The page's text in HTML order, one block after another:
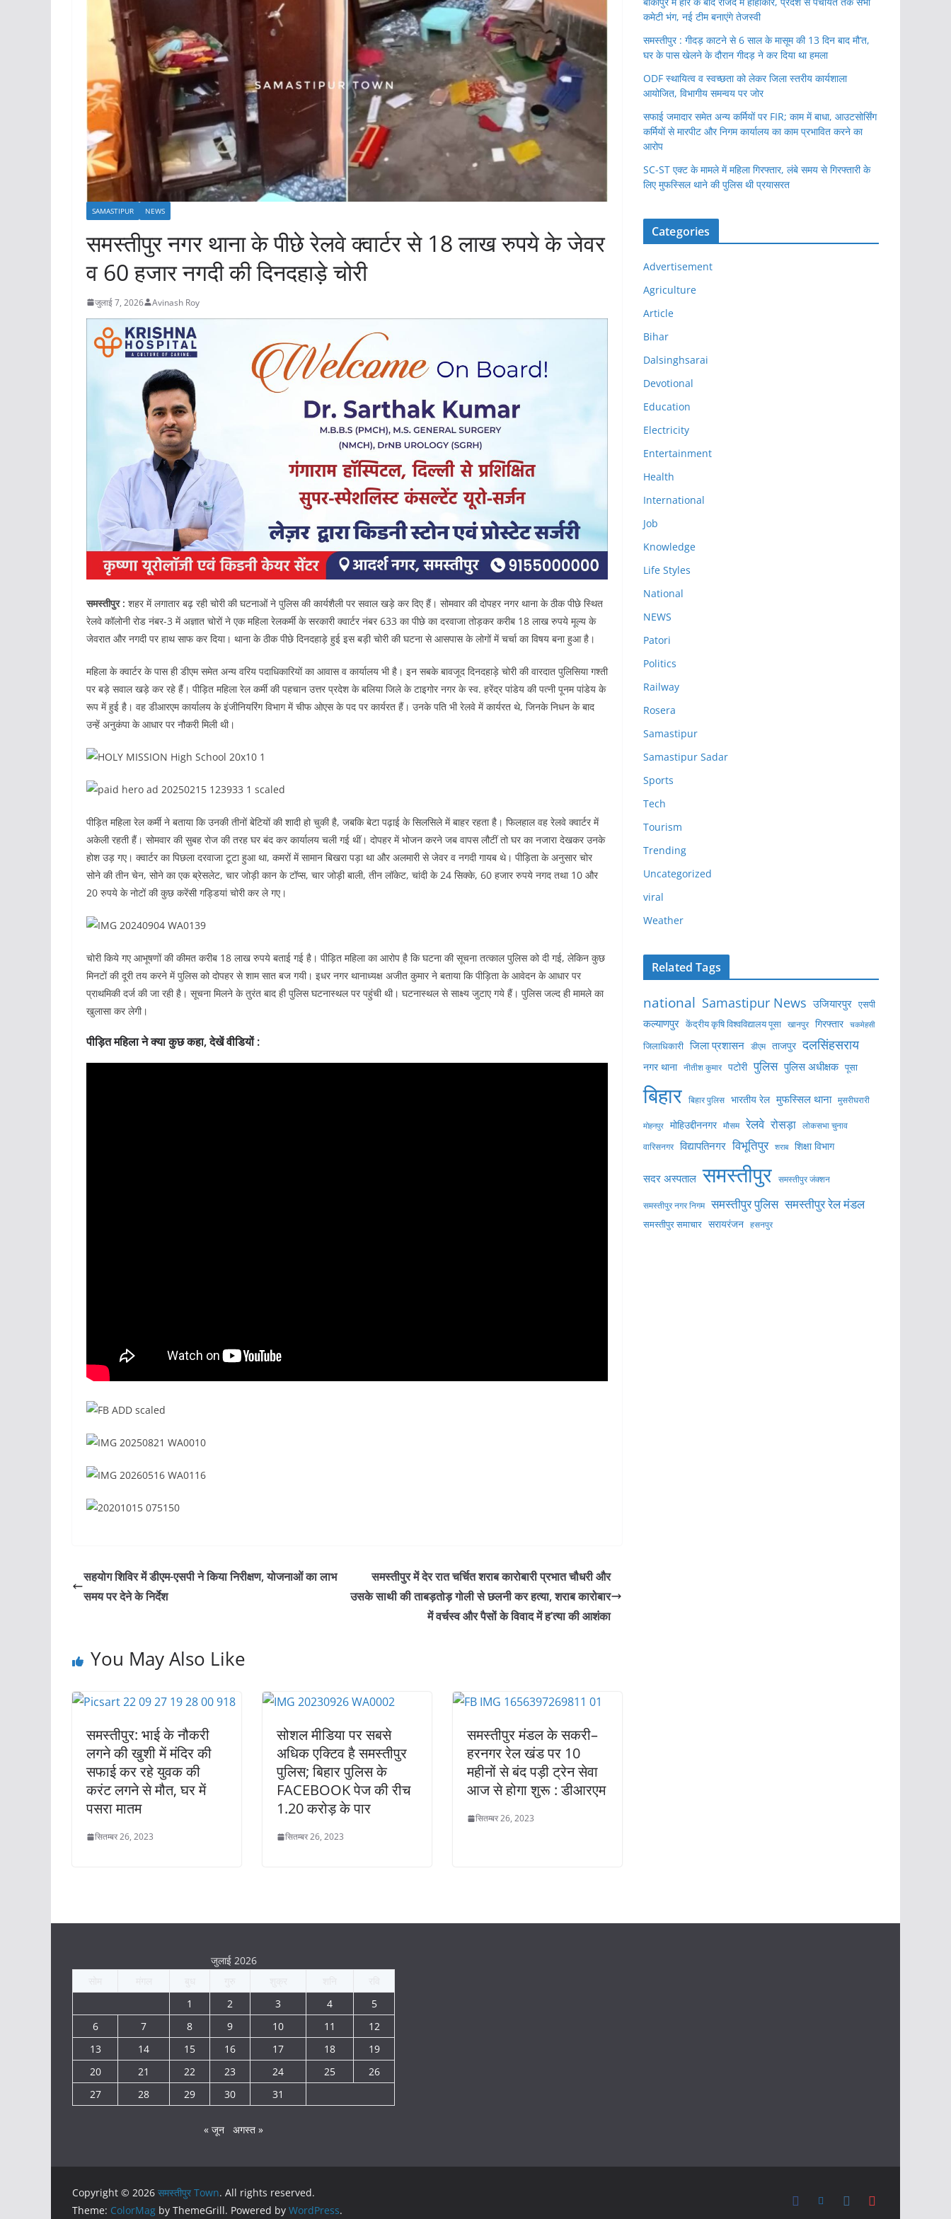
SAMASTIPUR NEWS
समस्तीपुर नगर थाना के पीछे रेलवे क्वार्टर से 18 लाख रुपये के जेवर
व 60 हजार नगदी की दिनदहाड़े चोरी
जुलाई 7, 2026 Avinash Roy
समस्तीपुर : शहर में लगातार बढ़ रही चोरी की घटनाओं ने पुलिस की कार्यशैली पर सवाल खड़े कर दिए हैं। सोमवार की दोपहर नगर थाना के ठीक पीछे स्थित
रेलवे कॉलोनी रोड नंबर-3 में अज्ञात चोरों ने एक महिला रेलकर्मी के सरकारी क्वार्टर नंबर 633 का पीछे का दरवाजा तोड़कर करीब 18 लाख रुपये मूल्य के
जेवरात और नगदी पर हाथ साफ कर दिया। थाना के ठीक पीछे दिनदहाड़े हुई इस बड़ी चोरी की घटना से आसपास के लोगों में चर्चा का विषय बना हुआ है।
महिला के क्वार्टर के पास ही डीएम समेत अन्य वरिय पदाधिकारियों का आवास व कार्यालय भी है। इन सबके बावजूद दिनदहाड़े चोरी की वारदात पुलिसिया गश्ती
पर बड़े सवाल खड़े कर रहे हैं। पीड़ित महिला रेल कर्मी की पहचान उत्तर प्रदेश के बलिया जिले के टाइगोर नगर के स्व. हरेंद्र पांडेय की पत्नी पूनम पांडेय के
रूप में हुई है। वह डीआरएम कार्यालय के इंजीनियरिंग विभाग में चीफ ओएस के पद पर कार्यरत हैं। उनके पति भी रेलवे में कार्यरत थे, जिनके निधन के बाद
उन्हें अनुकंपा के आधार पर नौकरी मिली थी।
पीड़ित महिला रेल कर्मी ने बताया कि उनकी तीनों बेटियों की शादी हो चुकी है, जबकि बेटा पढ़ाई के सिलसिले में बाहर रहता है। फिलहाल वह रेलवे क्वार्टर में
अकेली रहती हैं। सोमवार की सुबह रोज की तरह घर बंद कर कार्यालय चली गई थीं। दोपहर में भोजन करने जब वापस लौटीं तो घर का नजारा देखकर उनके
होश उड़ गए। क्वार्टर का पिछला दरवाजा टूटा हुआ था, कमरों में सामान बिखरा पड़ा था और अलमारी से जेवर व नगदी गायब थे। पीड़िता के अनुसार चोर
सोने की तीन चेन, सोने का एक ब्रेसलेट, चार जोड़ी कान के टॉप्स, चार जोड़ी बाली, तीन लॉकेट, चांदी के 24 सिक्के, 60 हजार रुपये नगद तथा 10 और
20 रुपये के नोटों की कुछ करेंसी गड्डियां चोरी कर ले गए।
चोरी किये गए आभूषणों की कीमत करीब 18 लाख रुपये बताई गई है। पीड़ित महिला का आरोप है कि घटना की सूचना तत्काल पुलिस को दी गई, लेकिन कुछ
मिनटों की दूरी तय करने में पुलिस को दोपहर से शाम सात बज गयी। इधर नगर थानाध्यक्ष अजीत कुमार ने बताया कि पीड़िता के आवेदन के आधार पर
प्राथमिकी दर्ज की जा रही है। सूचना मिलने के तुरंत बाद ही पुलिस घटनास्थल पर पहुंची थी। घटनास्थल से साक्ष्य जुटाए गये हैं। पुलिस जल्द ही मामले का
खुलासा कर लेगी।
पीड़ित महिला ने क्या कुछ कहा, देखें वीडियों :
सहयोग शिविर में डीएम-एसपी ने किया निरीक्षण, योजनाओं का लाभ
समय पर देने के निर्देश
समस्तीपुर में देर रात चर्चित शराब कारोबारी प्रभात चौधरी और
उसके साथी की ताबड़तोड़ गोली से छलनी कर हत्या, शराब कारोबार
में वर्चस्व और पैसों के विवाद में ह’त्या की आशंका
You May Also Like
समस्तीपुर: भाई के नौकरी
लगने की खुशी में मंदिर की
सफाई कर रहे युवक की
करंट लगने से मौत, घर में
पसरा मातम
सितम्बर 26, 2023
सोशल मीडिया पर सबसे
अधिक एक्टिव है समस्तीपुर
पुलिस; बिहार पुलिस के
FACEBOOK पेज की रीच
1.20 करोड़ के पार
सितम्बर 26, 2023
समस्तीपुर मंडल के सकरी–
हरनगर रेल खंड पर 10
महीनों से बंद पड़ी ट्रेन सेवा
आज से होगा शुरू : डीआरएम
सितम्बर 26, 2023
कमेटी भंग, नई टीम बनाएंगे तेजस्वी
समस्तीपुर : गीदड़ काटने से 6 साल के मासूम की 13 दिन बाद मौ’त,
घर के पास खेलने के दौरान गीदड़ ने कर दिया था हमला
ODF स्थायित्व व स्वच्छता को लेकर जिला स्तरीय कार्यशाला
आयोजित, विभागीय समन्वय पर जोर
सफाई जमादार समेत अन्य कर्मियों पर FIR; काम में बाधा, आउटसोर्सिंग
कर्मियों से मारपीट और निगम कार्यालय का काम प्रभावित करने का
आरोप
SC-ST एक्ट के मामले में महिला गिरफ्तार, लंबे समय से गिरफ्तारी के
लिए मुफस्सिल थाने की पुलिस थी प्रयासरत
Categories
Advertisement
Agriculture
Article
Bihar
Dalsinghsarai
Devotional
Education
Electricity
Entertainment
Health
International
Job
Knowledge
Life Styles
National
NEWS
Patori
Politics
Railway
Rosera
Samastipur
Samastipur Sadar
Sports
Tech
Tourism
Trending
Uncategorized
viral
Weather
Related Tags
national Samastipur News उजियारपुर एसपी
कल्याणपुर केंद्रीय कृषि विश्वविद्यालय पूसा खानपुर गिरफ्तार चकमेहसी
जिलाधिकारी जिला प्रशासन डीएम ताजपुर दलसिंहसराय
नगर थाना नीतीश कुमार पटोरी पुलिस पुलिस अधीक्षक पूसा
बिहार बिहार पुलिस भारतीय रेल मुफस्सिल थाना मुसरीघरारी
मोहनपुर मोहिउद्दीननगर मौसम रेलवे रोसड़ा लोकसभा चुनाव
वारिसनगर विद्यापतिनगर विभूतिपुर शराब शिक्षा विभाग
सदर अस्पताल समस्तीपुर समस्तीपुर जंक्शन
समस्तीपुर नगर निगम समस्तीपुर पुलिस समस्तीपुर रेल मंडल
समस्तीपुर समाचार सरायरंजन हसनपुर
जुलाई 2026
1
2 3 4
5
6
7 8 9 10 11
12
13
14 15 16 17 18
19
20
21 22 23 24 25
26
27
28 29 30 31
« जून अगस्त »
Copyright © 2026 समस्तीपुर Town. All rights reserved.
Theme: ColorMag by ThemeGrill. Powered by WordPress.